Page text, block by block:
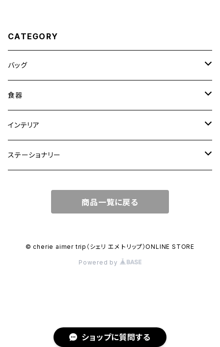
ショップに質問する
CATEGORY
バッグ
トートバッグ
ショルダーバッグ
ワンハンドルバッグ
リュック
食器
大皿
中皿
カップ
インテリア
花瓶・フラワーベース
ステーショナリー
マガジンカバー
商品一覧に戻る
© cherie aimer trip（シェリ エメ トリップ）ONLINE STORE
Powered by